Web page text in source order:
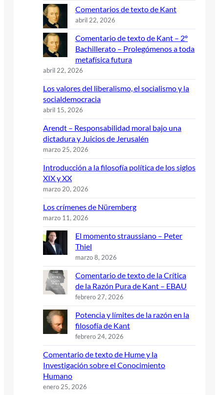
Comentarios de texto de Kant
abril 22, 2026
Comentario de texto de Kant – 2º
Bachillerato – Prolegómenos a toda
metafísica futura
abril 22, 2026
Los valores del liberalismo, el socialismo y la
socialdemocracia
abril 15, 2026
Arendt – Responsabilidad moral bajo una
dictadura y Juicios de Jerusalén
marzo 25, 2026
Introducción a la filosofía política de los siglos
XIX y XX
marzo 20, 2026
Los crímenes de Nüremberg
marzo 11, 2026
El momento straussiano – Peter
Thiel
marzo 8, 2026
Comentario de texto de la Crítica
de la Razón Pura de Kant – EBAU
febrero 27, 2026
Potencia y límites de la razón en la
filosofía de Kant
febrero 24, 2026
Comentario de texto de Hume y la
Investigación sobre el Conocimiento
Humano
enero 25, 2026